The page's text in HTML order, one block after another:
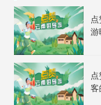
点
游
客